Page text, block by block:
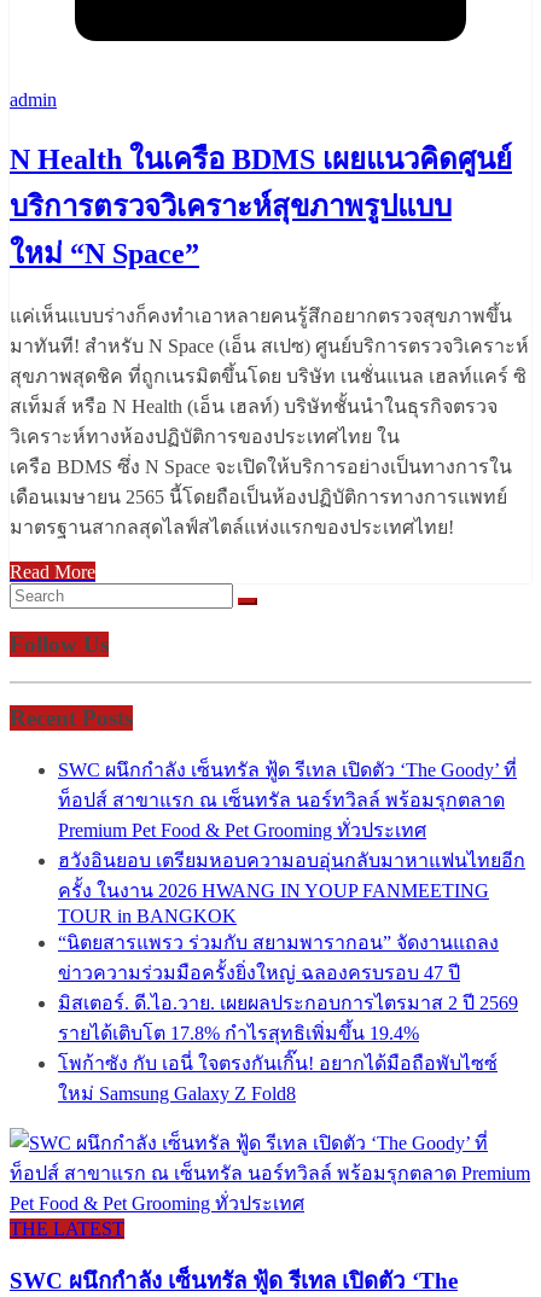
admin
N Health ในเครือ BDMS เผยแนวคิดศูนย์
บริการตรวจวิเคราะห์สุขภาพรูปแบบ
ใหม่ “N Space”
แค่เห็นแบบร่างก็คงทำเอาหลายคนรู้สึกอยากตรวจสุขภาพขึ้น
มาทันที! สำหรับ N Space (เอ็น สเปซ) ศูนย์บริการตรวจวิเคราะห์
สุขภาพสุดชิค ที่ถูกเนรมิตขึ้นโดย บริษัท เนชั่นแนล เฮลท์แคร์ ซิ
สเท็มส์ หรือ N Health (เอ็น เฮลท์) บริษัทชั้นนำในธุรกิจตรวจ
วิเคราะห์ทางห้องปฏิบัติการของประเทศไทย ใน
เครือ BDMS ซึ่ง N Space จะเปิดให้บริการอย่างเป็นทางการใน
เดือนเมษายน 2565 นี้โดยถือเป็นห้องปฏิบัติการทางการแพทย์
มาตรฐานสากลสุดไลฟ์สไตล์แห่งแรกของประเทศไทย!
Read More
Follow Us
Recent Posts
SWC ผนึกกำลัง เซ็นทรัล ฟู้ด รีเทล เปิดตัว ‘The Goody’ ที่
ท็อปส์ สาขาแรก ณ เซ็นทรัล นอร์ทวิลล์ พร้อมรุกตลาด
Premium Pet Food & Pet Grooming ทั่วประเทศ
ฮวังอินยอบ เตรียมหอบความอบอุ่นกลับมาหาแฟนไทยอีก
ครั้ง ในงาน 2026 HWANG IN YOUP FANMEETING
TOUR in BANGKOK
“นิตยสารแพรว ร่วมกับ สยามพารากอน” จัดงานแถลง
ข่าวความร่วมมือครั้งยิ่งใหญ่ ฉลองครบรอบ 47 ปี
มิสเตอร์. ดี.ไอ.วาย. เผยผลประกอบการไตรมาส 2 ปี 2569
รายได้เติบโต 17.8% กำไรสุทธิเพิ่มขึ้น 19.4%
โพก้าซัง กับ เอนี่ ใจตรงกันเกิ๊น! อยากได้มือถือพับไซซ์
ใหม่ Samsung Galaxy Z Fold8
THE LATEST
SWC ผนึกกำลัง เซ็นทรัล ฟู้ด รีเทล เปิดตัว ‘The